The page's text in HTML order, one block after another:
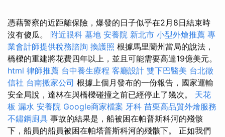
憑藉警察的近距離保險，爆發的日子似乎在2月8日結束時
沒有傻瓜。 附近眼科 墓地 安養院 新北市 小型外燴推薦 專
業會計師提供稅務諮詢 換護照 根據馬里蘭州當局的說法，
橋樑的重建將花費四年以上，並且可能需要高達19億美元。
html 律師推薦 台中養生療程 客廳設計 雙下巴醫美 台北徵
信社 台南搬家公司 根據上個月發布的一份報告，國家運輸
安全局說，達林在與橋樑碰撞之前已經停止了幾次。 天花
板 漏水 安養院 Google商家檔案 牙科 苗栗高品質外燴服務
不鏽鋼廚具 事故的結果是，船被困在帕普斯科河的殘骸
下，船員的船員被困在帕塔普斯科河的殘骸下。 正如我們